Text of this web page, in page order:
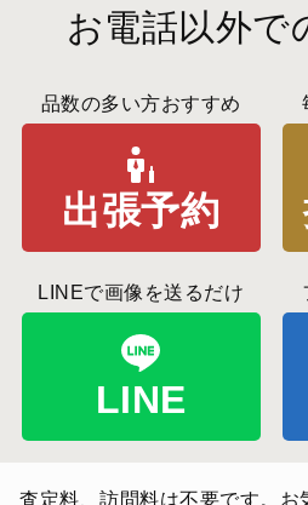
お電話以外で
品数の多い方おすすめ
出張予約
LINEで画像を送るだけ
LINE
査定料、訪問料は不要です。お